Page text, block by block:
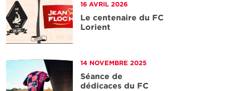
16 AVRIL 2026
Le centenaire du FC
Lorient
14 NOVEMBRE 2025
Séance de
dédicaces du FC